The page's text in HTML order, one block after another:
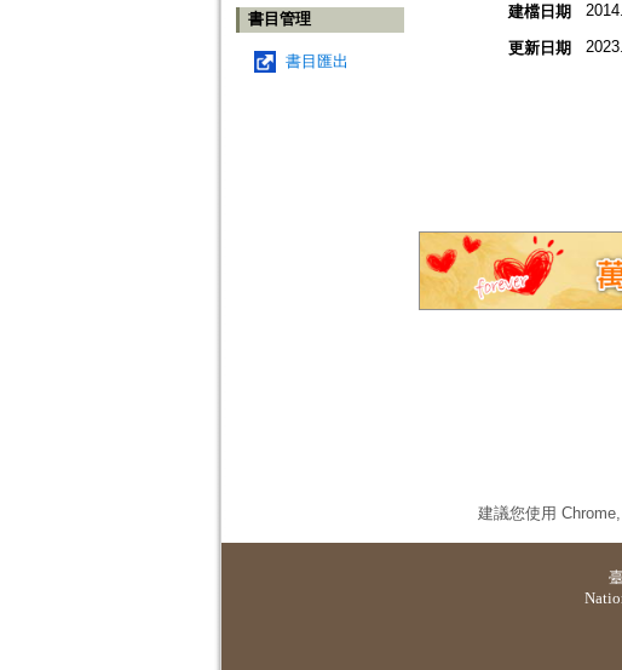
書目管理
書目匯出
建檔日期
更新日期
建議您使用